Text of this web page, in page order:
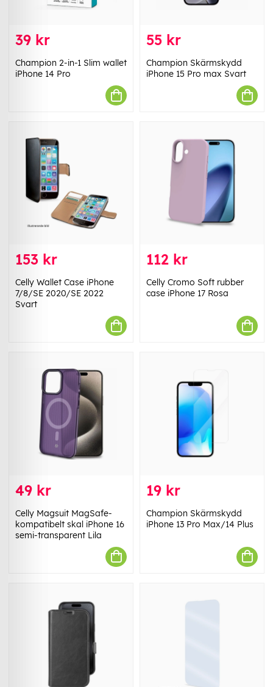
39 kr
Champion 2-in-1 Slim wallet
iPhone 14 Pro
55 kr
Champion Skärmskydd
iPhone 15 Pro max Svart
153 kr
Celly Wallet Case iPhone
7/8/SE 2020/SE 2022
Svart
112 kr
Celly Cromo Soft rubber
case iPhone 17 Rosa
49 kr
Celly Magsuit MagSafe-
kompatibelt skal iPhone 16
semi-transparent Lila
19 kr
Champion Skärmskydd
iPhone 13 Pro Max/14 Plus